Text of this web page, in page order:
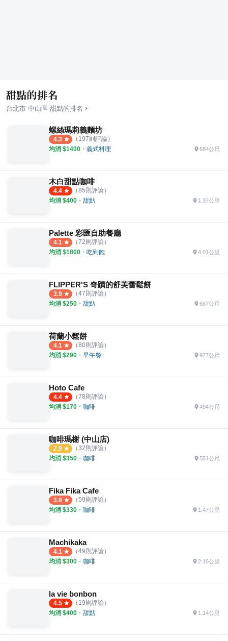
甜點的排名
台北市 中山區 甜點的排名 ›
螺絲瑪莉義麵坊
4.3 （ 197則評論）
均消 $1400 ・ 義式料理 684公尺
木白甜點咖啡
4.4 （85則評論）
均消 $400 ・ 甜點 1.37公里
Palette 彩匯自助餐廳
4.1 （72則評論）
均消 $1800 ・ 吃到飽 4.01公里
FLIPPER'S 奇蹟的舒芙蕾鬆餅
3.9 （47則評論）
均消 $250 ・ 甜點 687公尺
荷蘭小鬆餅
4.1 （80則評論）
均消 $290 ・ 早午餐 977公尺
Hoto Cafe
4.4 （78則評論）
均消 $170 ・ 咖啡 494公尺
咖啡瑪榭 (中山店)
2.9 （32則評論）
均消 $350 ・ 咖啡 551公尺
Fika Fika Cafe
3.9 （59則評論）
均消 $330 ・ 咖啡 1.47公里
Machikaka
4.1 （49則評論）
均消 $300 ・ 咖啡 2.16公里
la vie bonbon
4.5 （ 19則評論）
均消 $400 ・ 甜點 1.14公里